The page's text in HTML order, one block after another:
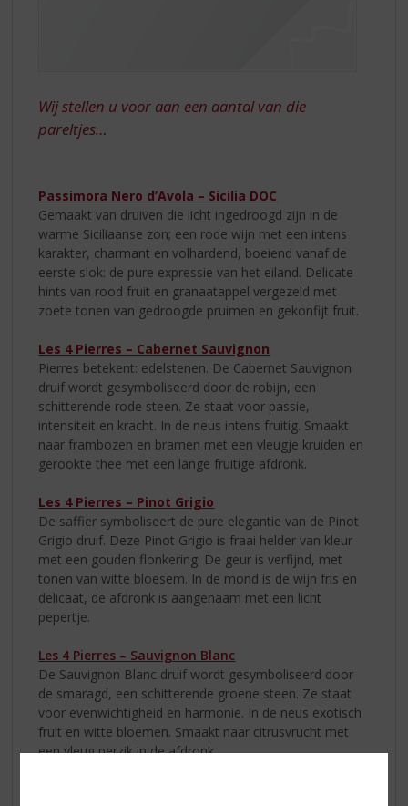
Wij stellen u voor aan een aantal van die
pareltjes…
Passimora Nero d’Avola – Sicilia DOC
Gemaakt van druiven die licht ingedroogd zijn in de
warme Siciliaanse zon; een rode wijn met een intens
karakter, charmant en volhardend, boeiend vanaf de
eerste slok: de pure expressie van het eiland. Delicate
hints van rood fruit en granaatappel vergezeld met
zoete tonen van gedroogde pruimen en gekonfijt fruit.
Les 4 Pierres – Cabernet Sauvignon
Pierres betekent: edelstenen. De Cabernet Sauvignon
druif wordt gesymboliseerd door de robijn, een
schitterende rode steen. Ze staat voor passie,
intensiteit en kracht. In de neus intens fruitig. Smaakt
naar frambozen en bramen met een vleugje kruiden en
gerookte thee met een lange fruitige afdronk.
Les 4 Pierres – Pinot Grigio
De saffier symboliseert de pure elegantie van de Pinot
Grigio druif. Deze Pinot Grigio is fraai helder van kleur
met een gouden flonkering. De geur is verfijnd, met
tonen van witte bloesem. In de mond is de wijn fris en
delicaat, de afdronk is aangenaam met een licht
pepertje.
Les 4 Pierres – Sauvignon Blanc
De Sauvignon Blanc druif wordt gesymboliseerd door
de smaragd, een schitterende groene steen. Ze staat
voor evenwichtigheid en harmonie. In de neus exotisch
fruit en witte bloemen. Smaakt naar citrusvrucht met
een vleug perzik in de afdronk.